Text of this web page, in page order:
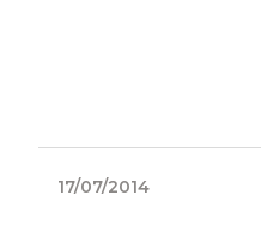
17/07/2014